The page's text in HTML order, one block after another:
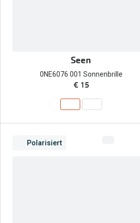
Seen
0NE6076 001 Sonnenbrille
€ 15
Polarisiert